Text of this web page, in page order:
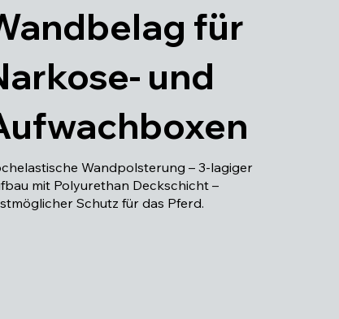
für
und
Wandpolsterung – 3-lagiger
mit Polyurethan Deckschicht –
Schutz für das Pferd.